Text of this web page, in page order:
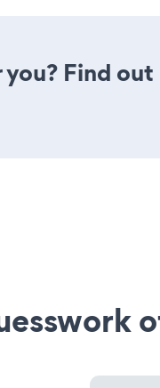
Find